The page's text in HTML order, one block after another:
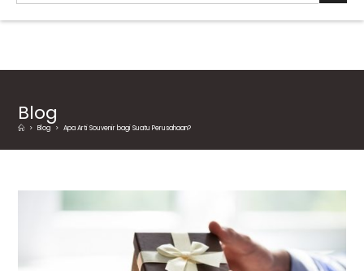
Blog
> Blog > Apa Arti Souvenir bagi Suatu Perusahaan?